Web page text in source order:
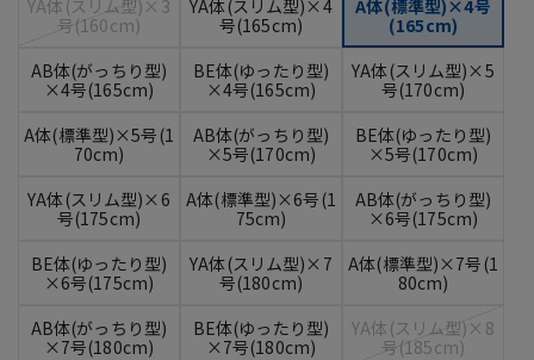
YA体(スリム型)×3
号(160cm)
YA体(スリム型)×4
号(165cm)
A体(標準型)×4号
(165cm)
AB体(がっちり型)
×4号(165cm)
BE体(ゆったり型)
×4号(165cm)
YA体(スリム型)×5
号(170cm)
A体(標準型)×5号(1
70cm)
AB体(がっちり型)
×5号(170cm)
BE体(ゆったり型)
×5号(170cm)
YA体(スリム型)×6
号(175cm)
A体(標準型)×6号(1
75cm)
AB体(がっちり型)
×6号(175cm)
BE体(ゆったり型)
×6号(175cm)
YA体(スリム型)×7
号(180cm)
A体(標準型)×7号(1
80cm)
AB体(がっちり型)
×7号(180cm)
BE体(ゆったり型)
×7号(180cm)
YA体(スリム型)×8
号(185cm)